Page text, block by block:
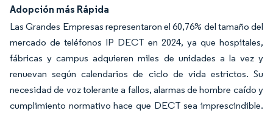
Adopción más Rápida
Las Grandes Empresas representaron el 60,76% del tamaño del
mercado de teléfonos IP DECT en 2024, ya que hospitales,
fábricas y campus adquieren miles de unidades a la vez y
renuevan según calendarios de ciclo de vida estrictos. Su
necesidad de voz tolerante a fallos, alarmas de hombre caído y
cumplimiento normativo hace que DECT sea imprescindible.